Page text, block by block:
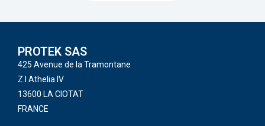
PROTEK SAS
425 Avenue de la Tramontane
Z.I Athelia IV
13600 LA CIOTAT
FRANCE